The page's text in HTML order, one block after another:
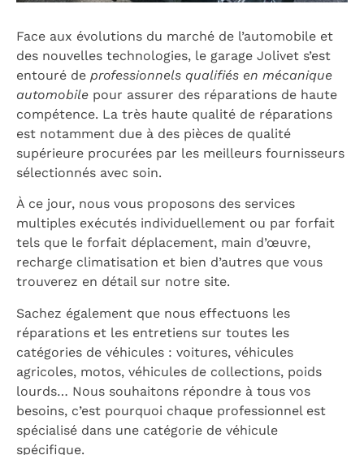
Face aux évolutions du marché de l’automobile et
des nouvelles technologies, le garage Jolivet s’est
entouré de professionnels qualifiés en mécanique
automobile pour assurer des réparations de haute
compétence. La très haute qualité de réparations
est notamment due à des pièces de qualité
supérieure procurées par les meilleurs fournisseurs
sélectionnés avec soin.
À ce jour, nous vous proposons des services
multiples exécutés individuellement ou par forfait
tels que le forfait déplacement, main d’œuvre,
recharge climatisation et bien d’autres que vous
trouverez en détail sur notre site.
Sachez également que nous effectuons les
réparations et les entretiens sur toutes les
catégories de véhicules : voitures, véhicules
agricoles, motos, véhicules de collections, poids
lourds… Nous souhaitons répondre à tous vos
besoins, c’est pourquoi chaque professionnel est
spécialisé dans une catégorie de véhicule
spécifique.